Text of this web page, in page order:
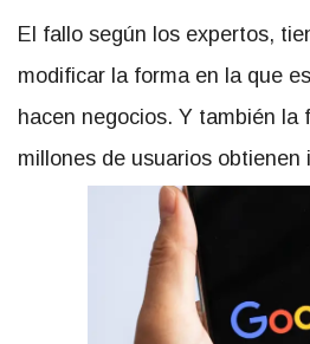
El fallo según los expertos,
modificar la forma en la que
hacen negocios. Y también la
millones de usuarios